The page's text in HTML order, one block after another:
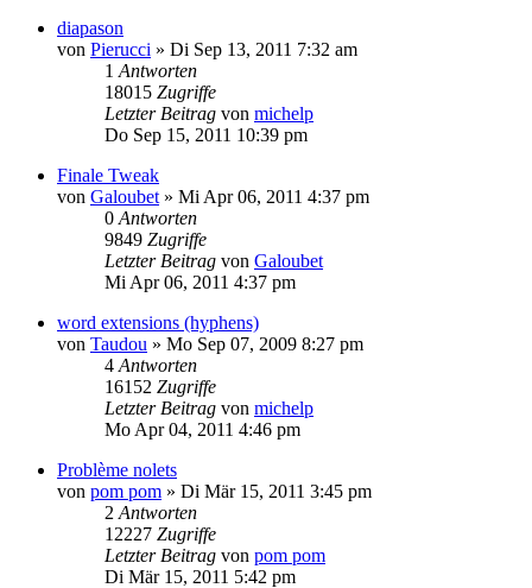
diapason
von Pierucci » Di Sep 13, 2011 7:32 am
1 Antworten
18015 Zugriffe
Letzter Beitrag von michelp
Do Sep 15, 2011 10:39 pm
Finale Tweak
von Galoubet » Mi Apr 06, 2011 4:37 pm
0 Antworten
9849 Zugriffe
Letzter Beitrag von Galoubet
Mi Apr 06, 2011 4:37 pm
word extensions (hyphens)
von Taudou » Mo Sep 07, 2009 8:27 pm
4 Antworten
16152 Zugriffe
Letzter Beitrag von michelp
Mo Apr 04, 2011 4:46 pm
Problème nolets
von pom pom » Di Mär 15, 2011 3:45 pm
2 Antworten
12227 Zugriffe
Letzter Beitrag von pom pom
Di Mär 15, 2011 5:42 pm